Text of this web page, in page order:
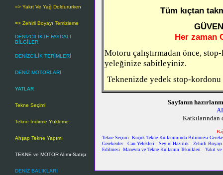
=> Yakıt Ve Yağ Doldururken
=> Zehirli Boyayı Temizleme
DENİZCİLİKTE FAYDALI
BİLGİLER
DENİZCİLİK TERİMLERİ
DENİZ MOTORLARI
YATLAR
Tekne Seçimi
Tekne İndirme-Yükleme
Ahşap Tekne Yapımı
TEKNE ve MOTOR Alımı-Satışı
DENİZ BALIKLARI
Tüm kıçtan
Her zaman
Motoru çalıştırmadan önce,
yeleğinize sabitleyiniz.
Teknenizde yedek stop-
Sayfanın
Tekne Seçimi
Küçük Tekne Kullanımında Bilinmesi
Gerekenler
Can Yelekleri Seyire Hazırlık
Zehirli
Edilmesi
Manevra ve Tekne Kullanım Teknikleri Yakıt